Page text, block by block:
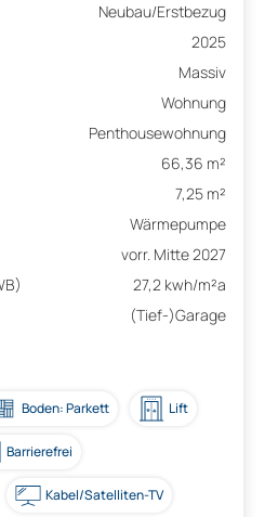
Neubau/Erstbezug
2025
Massiv
Wohnung
Penthousewohnung
66,36 m²
7,25 m²
Wärmepumpe
vorr. Mitte 2027
27,2 kwh/m²a
(Tief-)Garage
Boden: Parkett Lift
Barrierefrei
Kabel/Satelliten-TV